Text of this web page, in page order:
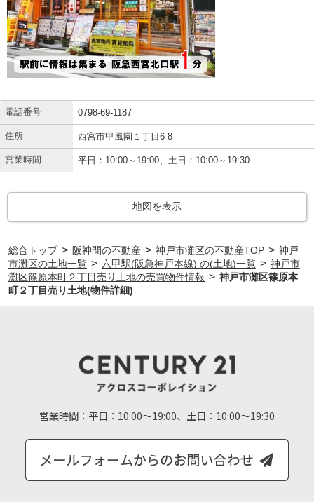
電話番号 0798-69-1187
住所 西宮市甲風園１丁目6-8
営業時間 平日：10:00～19:00、土日：10:00～19:30
地図を表示
総合トップ > 阪神間の不動産 > 神戸市灘区の不動産TOP > 神戸
市灘区の土地一覧 > 六甲駅(阪急神戸本線) の(土地)一覧 > 神戸市
灘区篠原本町２丁目売り土地の売買物件情報 > 神戸市灘区篠原本
町２丁目売り土地(物件詳細)
営業時間： 平日：10:00～19:00、土日：10:00～19:30